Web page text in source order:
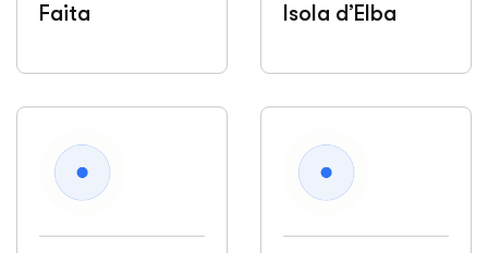
Faita
Isola d’Elba